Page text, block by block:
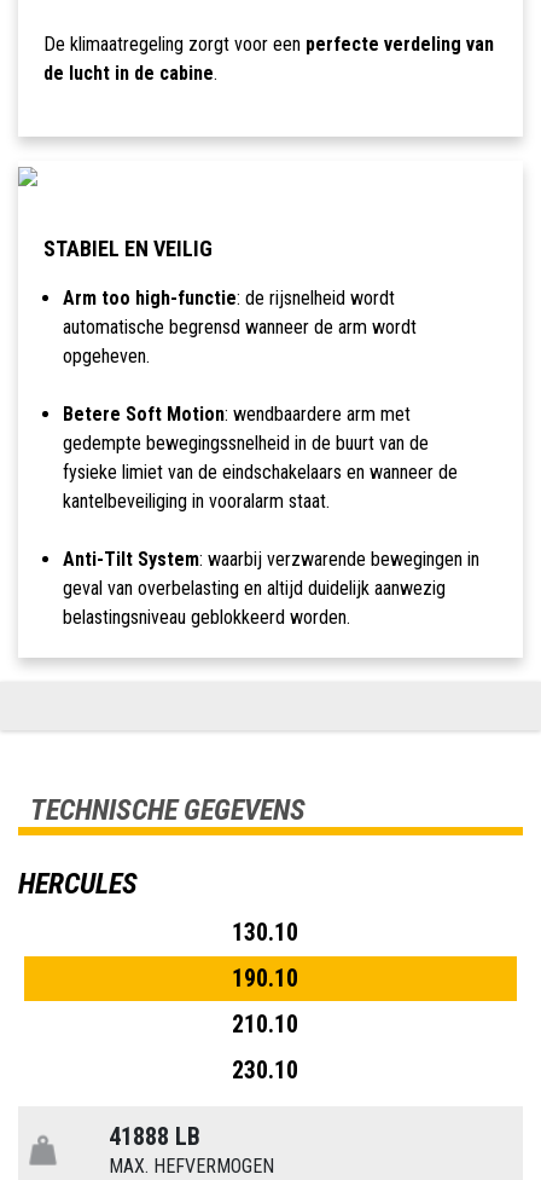
De klimaatregeling zorgt voor een perfecte verdeling van
de lucht in de cabine.
STABIEL EN VEILIG
Arm too high-functie: de rijsnelheid wordt
automatische begrensd wanneer de arm wordt
opgeheven.
Betere Soft Motion: wendbaardere arm met
gedempte bewegingssnelheid in de buurt van de
fysieke limiet van de eindschakelaars en wanneer de
kantelbeveiliging in vooralarm staat.
Anti-Tilt System: waarbij verzwarende bewegingen in
geval van overbelasting en altijd duidelijk aanwezig
belastingsniveau geblokkeerd worden.
TECHNISCHE GEGEVENS
HERCULES
130.10
190.10
210.10
230.10
41888 LB
MAX. HEFVERMOGEN